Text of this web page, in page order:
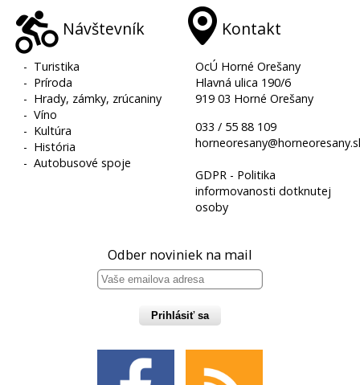
Návštevník
- Turistika
- Príroda
- Hrady, zámky, zrúcaniny
-Víno
- Kultúra
- História
-Autobusové spoje
Kontakt
OcÚ Horné Orešany
Hlavná ulica 190/6
919 03 Horné Orešany
033 / 55 88 109
GDPR - Politika
informovanosti dotknutej
osoby
Odber noviniek na mail
Prihlásiť sa